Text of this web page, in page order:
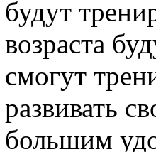
будут
возраста
смогут
развивать
большим